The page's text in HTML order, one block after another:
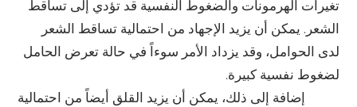
تغيرات الهرمونات والضغوط النفسية قد تؤدي إلى تساقط
الشعر. يمكن أن يزيد الإجهاد من احتمالية تساقط الشعر
لدى الحوامل، وقد يزداد الأمر سوءاً في حالة تعرض الحامل
لضغوط نفسية كبيرة.
إضافة إلى ذلك، يمكن أن يزيد القلق أيضاً من احتمالية